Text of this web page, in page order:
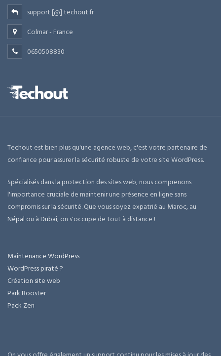
support [@] techout.fr
Colmar - France
0650508830
Techout est bien plus qu'une agence web, c'est votre partenaire de
confiance pour assurer la sécurité robuste de votre site WordPress.
Spécialisés dans la protection des sites web, nous comprenons
l'importance cruciale de maintenir une présence en ligne sans
compromis sur la sécurité. Que vous soyez expatrié au Maroc, au
Népal ou àDubai, on s'occupe de tout à distance !
Maintenance WordPress
WordPress piraté ?
Création site web
Park Booster
Pack Zen